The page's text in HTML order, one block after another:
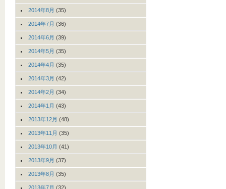
2014年8月 (35)
2014年7月 (36)
2014年6月 (39)
2014年5月 (35)
2014年4月 (35)
2014年3月 (42)
2014年2月 (34)
2014年1月 (43)
2013年12月 (48)
2013年11月 (35)
2013年10月 (41)
2013年9月 (37)
2013年8月 (35)
2013年7月 (32)